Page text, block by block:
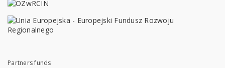
Partners funds